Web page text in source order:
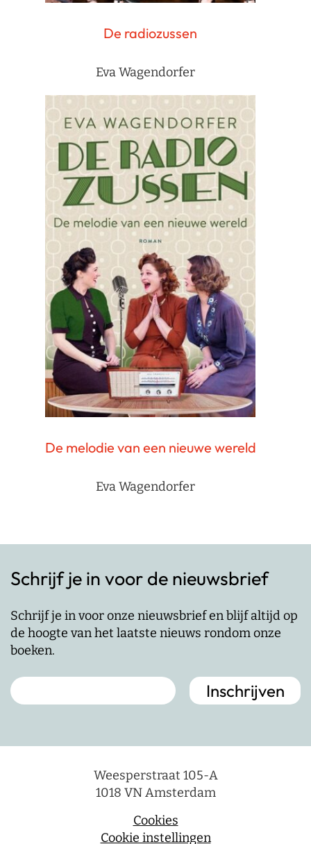
De radiozussen
Eva Wagendorfer
De melodie van een nieuwe wereld
Eva Wagendorfer
Schrijf je in voor de nieuwsbrief
Schrijf je in voor onze nieuwsbrief en blijf altijd op
de hoogte van het laatste nieuws rondom onze
boeken.
Weesperstraat 105-A
1018 VN Amsterdam
Cookies
Cookie instellingen